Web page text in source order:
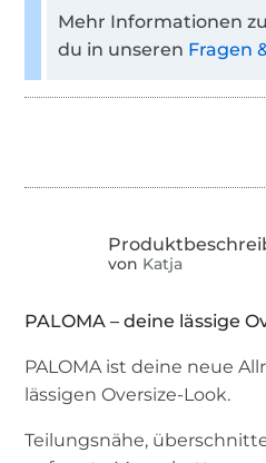
Mehr Informationen
du in unseren Fragen
von Katja
PALOMA – deine lässige
PALOMA ist deine neue
lässigen Oversize-Look.
Teilungsnähe,